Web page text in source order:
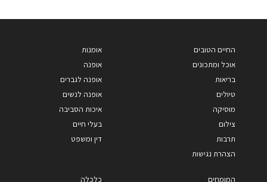
החיים הטובים
אוכל ומתכונים
בריאות
טיולים
מוסיקה
צילום
תרבות
הצהרת נגישות
אומנות
אופנה
אופנה לגברים
אופנה לנשים
איכות הסביבה
בעלי חיים
דין ומשפט
המומחים כלכלה